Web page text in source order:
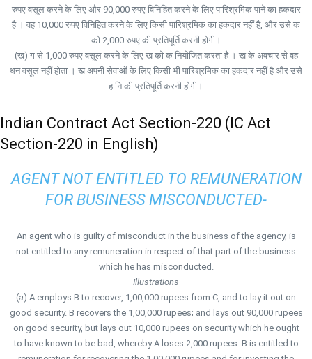
रुपए वसूल करने के लिए और 90,000 रुपए विनिहित करने के लिए पारिश्रमिक पाने का हकदार
है । वह 10,000 रुपए विनिहित करने के लिए किसी पारिश्रमिक का हकदार नहीं है, और उसे क
को 2,000 रुपए की प्रतिपूर्ति करनी होगी।
(ख) ग से 1,000 रुपए वसूल करने के लिए ख को क नियोजित करता है । ख के अवचार से वह
धन वसूल नहीं होता । ख अपनी सेवाओं के लिए किसी भी पारिश्रमिक का हकदार नहीं है और उसे
हानि की प्रतिपूर्ति करनी होगी।
Indian Contract Act Section-220 (IC Act
Section-220 in English)
AGENT NOT ENTITLED TO REMUNERATION
FOR BUSINESS MISCONDUCTED-
An agent who is guilty of misconduct in the business of the agency, is
not entitled to any remuneration in respect of that part of the business
which he has misconducted.
Illustrations
(a) A employs B to recover, 1,00,000 rupees from C, and to lay it out on
good security. B recovers the 1,00,000 rupees; and lays out 90,000 rupees
on good security, but lays out 10,000 rupees on security which he ought
to have known to be bad, whereby A loses 2,000 rupees. B is entitled to